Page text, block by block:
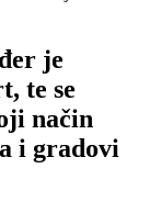
je
te se
način
i gradovi